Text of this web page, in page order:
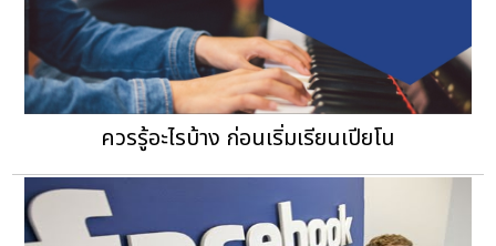
ควรรู้อะไรบ้าง ก่อนเริ่มเรียนเปียโน